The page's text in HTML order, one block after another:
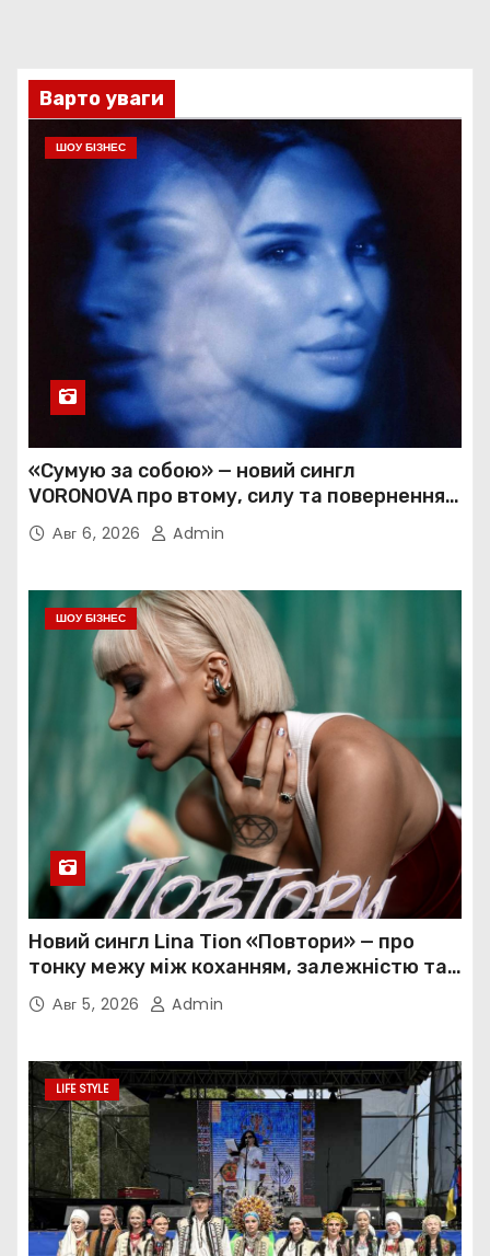
Варто уваги
ШОУ БІЗНЕС
«Сумую за собою» — новий сингл
VORONOVA про втому, силу та повернення
до себе
Авг 6, 2026 Admin
ШОУ БІЗНЕС
Новий сингл Lina Tion «Повтори» — про
тонку межу між коханням, залежністю та
нав’язливою прив’язаністю
Авг 5, 2026 Admin
LIFE STYLE